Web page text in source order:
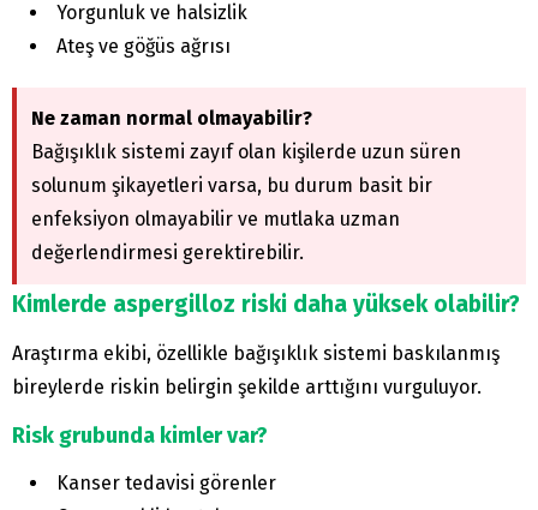
Yorgunluk ve halsizlik
Ateş ve göğüs ağrısı
Ne zaman normal olmayabilir?
Bağışıklık sistemi zayıf olan kişilerde uzun süren
solunum şikayetleri varsa, bu durum basit bir
enfeksiyon olmayabilir ve mutlaka uzman
değerlendirmesi gerektirebilir.
Kimlerde aspergilloz riski daha yüksek olabilir?
Araştırma ekibi, özellikle bağışıklık sistemi baskılanmış
bireylerde riskin belirgin şekilde arttığını vurguluyor.
Risk grubunda kimler var?
Kanser tedavisi görenler